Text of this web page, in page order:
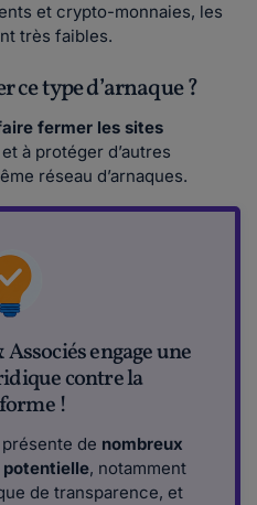
et crypto-monnaies, les
très faibles.
type d’arnaque ?
fermer les sites
à protéger d’autres
réseau d’arnaques.
engage une
contre la
!
de nombreux
potentielle, notamment
de transparence, et